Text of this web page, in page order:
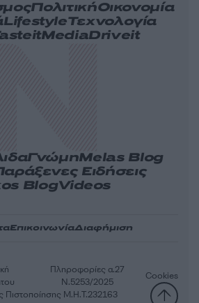
ΠολιτικήΟικονομία
LifestyleΤεχνολογία
MediaDriveit
ΓνώμηMelas Blog
Ειδήσεις
BlogVideos
ΕπικοινωνίαΔιαφήμιση
Πιστοποίησης Μ.Η.Τ.232163
Πληροφορίες α.27
Ν.5253/2025
Cookies